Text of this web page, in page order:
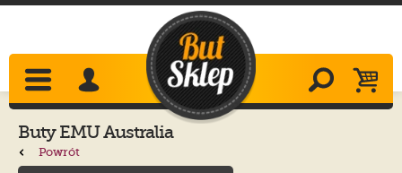
Buty EMU Australia
Powrót